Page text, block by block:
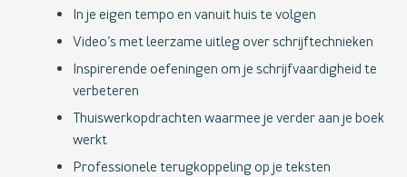
In je eigen tempo en vanuit huis te volgen
Video’s met leerzame uitleg over schrijftechnieken
Inspirerende oefeningen om je schrijfvaardigheid te
verbeteren
Thuiswerkopdrachten waarmee je verder aan je boek
werkt
Professionele terugkoppeling op je teksten